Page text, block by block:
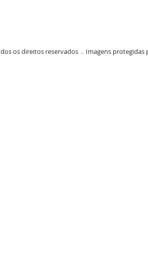
os direitos reservados . Imagens